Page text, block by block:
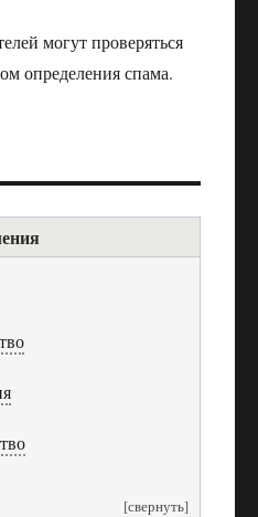
могут проверяться
определения спама.
[свернуть]